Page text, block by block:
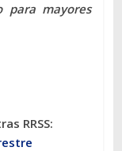
para mayores
RRSS:
tre